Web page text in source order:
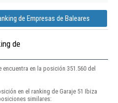
de Empresas de Baleares
de
en la posición 351.560 del
en el ranking de Garaje 51 Ibiza
similares: